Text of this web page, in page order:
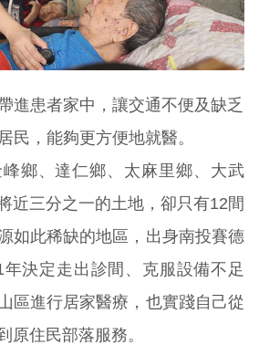
進患者家中，讓交通不便及缺乏
民，能夠更方便地就醫。
鄉、達仁鄉、太麻里鄉、大武
近三分之一的土地，卻只有12間
如此稀缺的地區，出身南投賽德
決定走出診間、克服設備不足
區進行居家醫療，也實踐自己從
原住民部落服務。